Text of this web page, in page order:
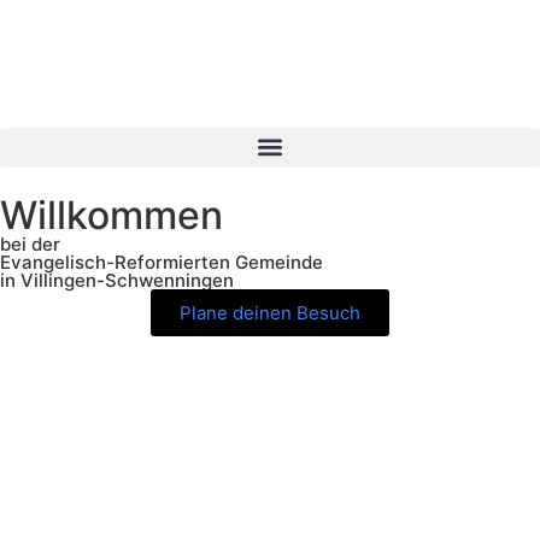
Willkommen
bei der
Evangelisch-Reformierten Gemeinde
in Villingen-Schwenningen
Plane deinen Besuch